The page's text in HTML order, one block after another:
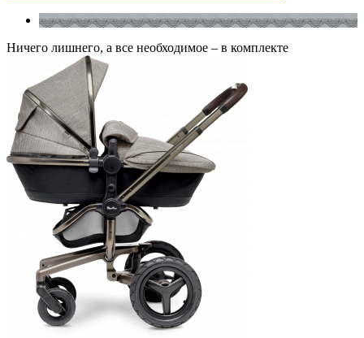
Ничего лишнего, а все необходимое – в комплекте